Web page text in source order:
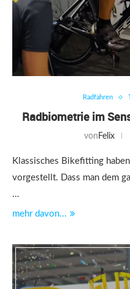
Radfahren
Radbiometrie im
von Felix
Klassisches Bikefitting
vorgestellt. Dass man dem
…
mehr davon...